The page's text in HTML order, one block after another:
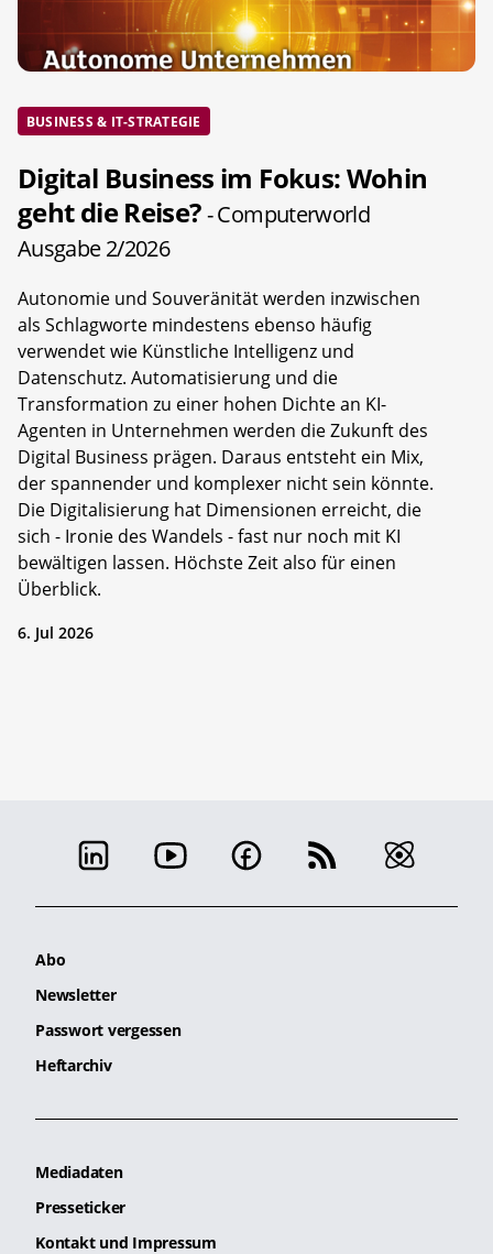
BUSINESS & IT-STRATEGIE
Digital Business im Fokus: Wohin
geht die Reise?- Computerworld
Ausgabe 2/2026
Autonomie und Souveränität werden inzwischen
als Schlagworte mindestens ebenso häufig
verwendet wie Künstliche Intelligenz und
Datenschutz. Automatisierung und die
Transformation zu einer hohen Dichte an KI-
Agenten in Unternehmen werden die Zukunft des
Digital Business prägen. Daraus entsteht ein Mix,
der spannender und komplexer nicht sein könnte.
Die Digitalisierung hat Dimensionen erreicht, die
sich - Ironie des Wandels - fast nur noch mit KI
bewältigen lassen. Höchste Zeit also für einen
Überblick.
6. Jul 2026
Abo
Newsletter
Passwort vergessen
Heftarchiv
Mediadaten
Presseticker
Kontakt und Impressum